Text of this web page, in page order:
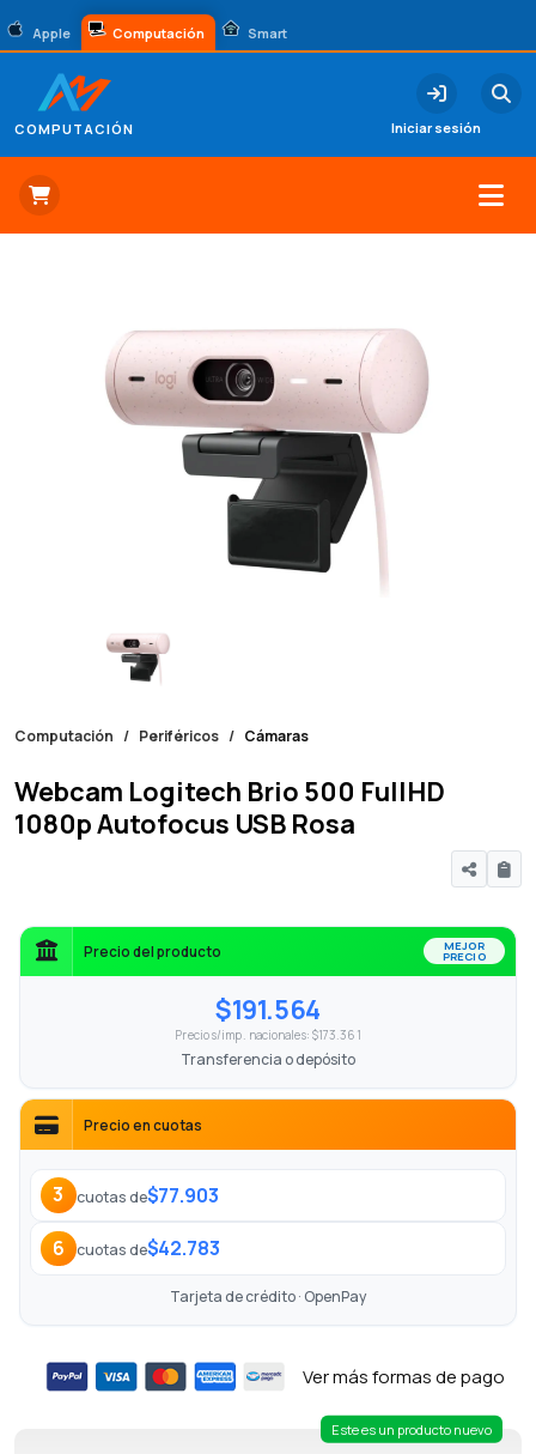
Apple Computación Smart
COMPUTACIÓN Iniciar sesión
Computación Periféricos Cámaras
Webcam Logitech Brio 500 FullHD
1080p Autofocus USB Rosa
Precio del producto MEJOR
PRECIO
$191.564
Precio s/imp. nacionales: $173.361
Transferencia o depósito
Precio en cuotas
3 cuotas de$77.903
6 cuotas de$42.783
Tarjeta de crédito · OpenPay
Ver más formas de pago
Este es un producto nuevo